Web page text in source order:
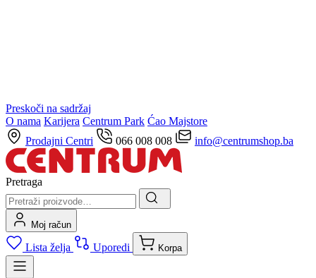
Preskoči na sadržaj
O nama Karijera Centrum Park Ćao Majstore
Prodajni Centri
066 008 008 info@centrumshop.ba
Pretraga
Moj račun
Lista želja Uporedi Korpa